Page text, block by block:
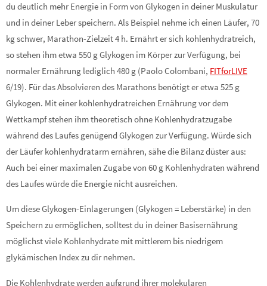
du deutlich mehr Energie in Form von Glykogen in deiner Muskulatur
und in deiner Leber speichern. Als Beispiel nehme ich einen Läufer, 70
kg schwer, Marathon-Zielzeit 4 h. Ernährt er sich kohlenhydratreich,
so stehen ihm etwa 550 g Glykogen im Körper zur Verfügung, bei
normaler Ernährung lediglich 480 g (Paolo Colombani, FITforLIVE
6/19). Für das Absolvieren des Marathons benötigt er etwa 525 g
Glykogen. Mit einer kohlenhydratreichen Ernährung vor dem
Wettkampf stehen ihm theoretisch ohne Kohlenhydratzugabe
während des Laufes genügend Glykogen zur Verfügung. Würde sich
der Läufer kohlenhydratarm ernähren, sähe die Bilanz düster aus:
Auch bei einer maximalen Zugabe von 60 g Kohlenhydraten während
des Laufes würde die Energie nicht ausreichen.
Um diese Glykogen-Einlagerungen (Glykogen = Leberstärke) in den
Speichern zu ermöglichen, solltest du in deiner Basisernährung
möglichst viele Kohlenhydrate mit mittlerem bis niedrigem
glykämischen Index zu dir nehmen.
Die Kohlenhydrate werden aufgrund ihrer molekularen